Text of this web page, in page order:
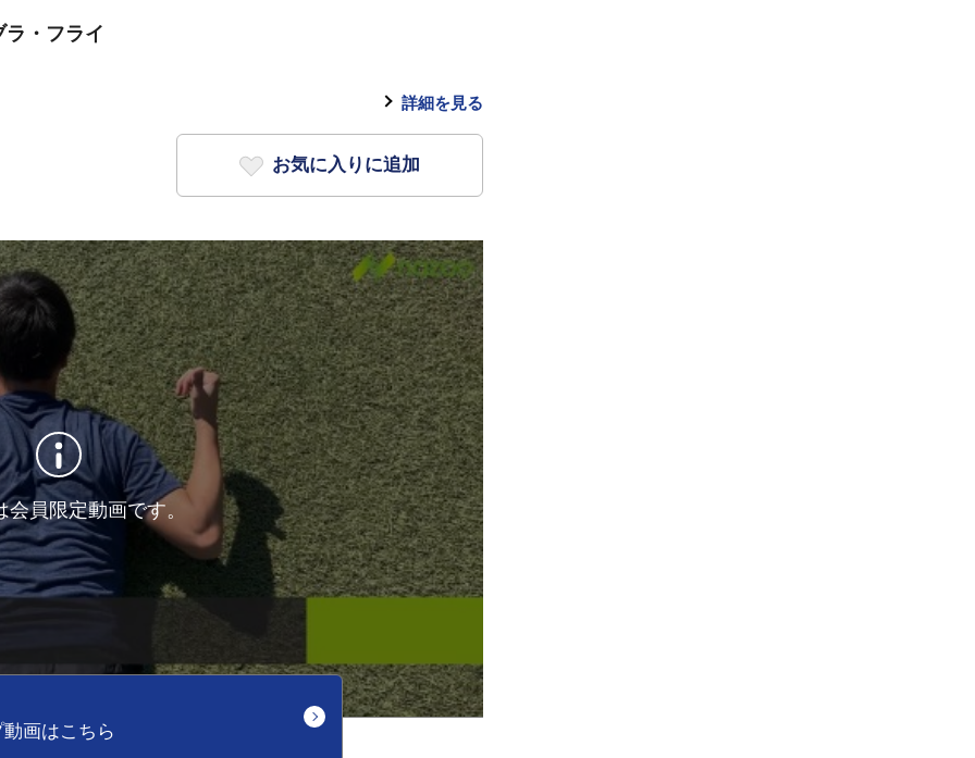
・フライ
詳細を見る
お気に入りに追加
会員限定動画です。
画はこちら